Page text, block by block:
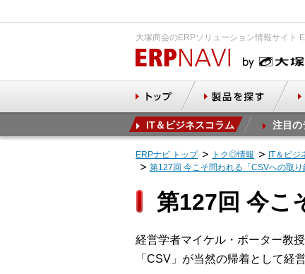
大塚商会のERPソリューション情報サイト
IT＆ビジネスコラム 注目の
ERPナビ トップ トク◎情報 IT＆ビジ
第127回 今こそ問われる「CSVへの取
第127回 今こ
経営学者マイケル・ポーター教
「CSV」が当然の帰着として経